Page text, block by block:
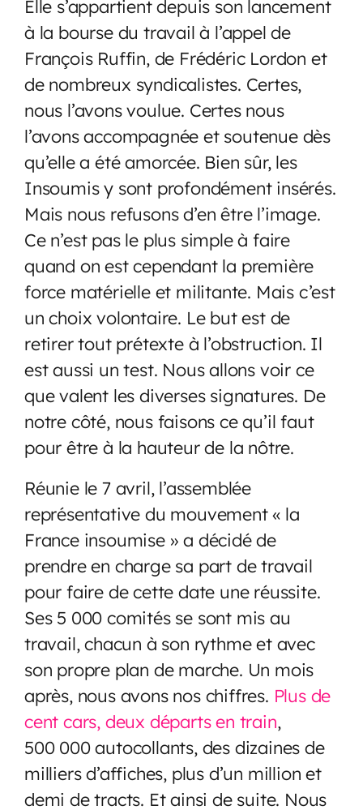
Elle s’appartient depuis son lancement
à la bourse du travail à l’appel de
François Ruffin, de Frédéric Lordon et
de nombreux syndicalistes. Certes,
nous l’avons voulue. Certes nous
l’avons accompagnée et soutenue dès
qu’elle a été amorcée. Bien sûr, les
Insoumis y sont profondément insérés.
Mais nous refusons d’en être l’image.
Ce n’est pas le plus simple à faire
quand on est cependant la première
force matérielle et militante. Mais c’est
un choix volontaire. Le but est de
retirer tout prétexte à l’obstruction. Il
est aussi un test. Nous allons voir ce
que valent les diverses signatures. De
notre côté, nous faisons ce qu’il faut
pour être à la hauteur de la nôtre.
Réunie le 7 avril, l’assemblée
représentative du mouvement « la
France insoumise » a décidé de
prendre en charge sa part de travail
pour faire de cette date une réussite.
Ses 5 000 comités se sont mis au
travail, chacun à son rythme et avec
son propre plan de marche. Un mois
après, nous avons nos chiffres. Plus de
cent cars, deux départs en train,
500 000 autocollants, des dizaines de
milliers d’affiches, plus d’un million et
demi de tracts. Et ainsi de suite. Nous